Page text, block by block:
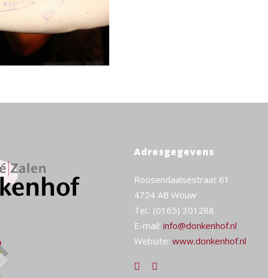
Adresgegevens
Roosendaalsestraat 61
4724 AB Wouw
Tel.: (0165) 301288
E-mail: info@donkenhof.nl
Website: www.donkenhof.nl